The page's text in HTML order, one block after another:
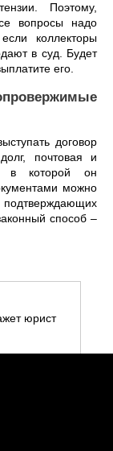
Поэтому,
вопросы надо
коллекторы
в суд. Будет
его.
договор
почтовая и
в которой он
можно
подтверждающих
способ –
юрист